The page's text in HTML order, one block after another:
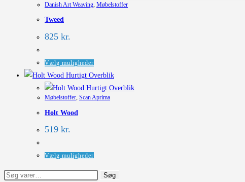
flere
vælges
Danish Art Weaving Møbelstoffer
Tweed
825 kr.
Vælg muligheder
vare
har
flere
vælges
varesiden
Hurtigt Overblik
Hurtigt Overblik
Møbelstoffer, Scan Aprima
Holt Wood
519 kr.
Vælg muligheder
har
Søg
Søg